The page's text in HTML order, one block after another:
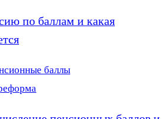
по баллам и какая